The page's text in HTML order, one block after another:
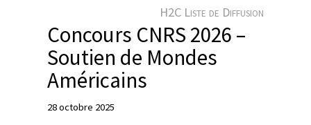
H2C Liste de Diffusion
Concours CNRS 2026 –
Soutien de Mondes
Américains
28 octobre 2025